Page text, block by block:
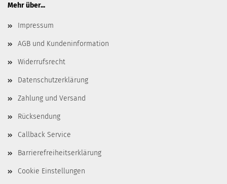
Mehr über...
Impressum
AGB und Kundeninformation
Widerrufsrecht
Datenschutzerklärung
Zahlung und Versand
Rücksendung
Callback Service
Barrierefreiheitserklärung
Cookie Einstellungen